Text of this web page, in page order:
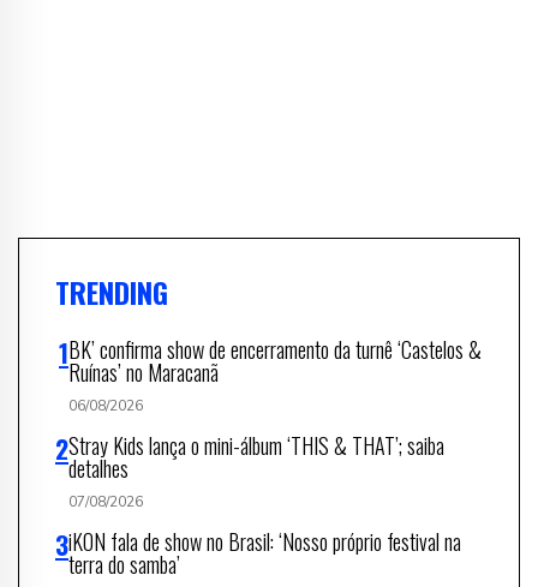
TRENDING
BK’ confirma show de encerramento da turnê ‘Castelos &
Ruínas’ no Maracanã
06/08/2026
Stray Kids lança o mini-álbum ‘THIS & THAT’; saiba
detalhes
07/08/2026
iKON fala de show no Brasil: ‘Nosso próprio festival na
terra do samba’